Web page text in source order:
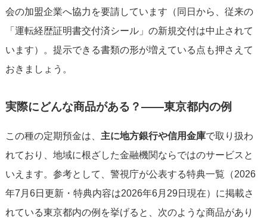
会の加盟企業へ協力を要請しています（同日から、従来の
「運転経歴証明書交付済シール」の新規交付は中止されて
います）。提示できる書類の形が増えている点も押さえて
おきましょう。
実際にどんな商品がある？――東京都内の例
この種の定期預金は、 主に地方銀行や信用金庫で取り扱わ
れており、地域に根ざした金融機関ならではのサービスと
いえます。参考として、警視庁が公表する特典一覧（2026
年7月6日更新・特典内容は2026年6月29日現在）に掲載さ
れている東京都内の例を挙げると、次のような商品があり